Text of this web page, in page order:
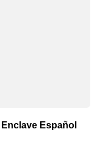
Español